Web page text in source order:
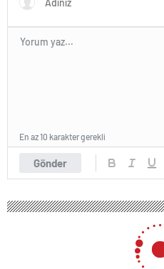
Gönder
En az 10 karakter gerekli